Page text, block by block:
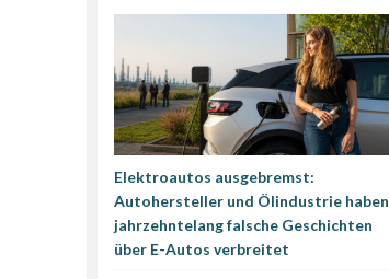
Elektroautos ausgebremst:
Autohersteller und Ölindustrie haben
jahrzehntelang falsche Geschichten
über E-Autos verbreitet